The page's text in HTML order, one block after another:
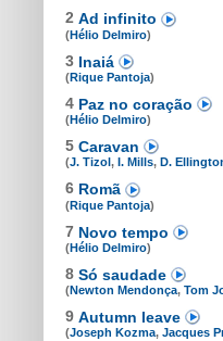
2 Ad infinito
(Hélio Delmiro)
3 Inaiá
(Rique Pantoja)
4 Paz no coração
(Hélio Delmiro)
5 Caravan
(J. Tizol , I. Mills, D.
6 Romã
(Rique Pantoja)
7 Novo tempo
(Hélio Delmiro)
8 Só saudade
(Newton Mendonça, Tom
9 Autumn leave
(Joseph Kozma, Jacques